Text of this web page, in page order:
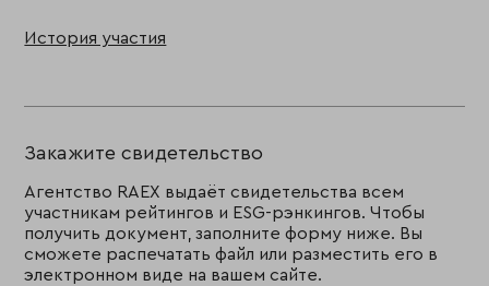
История участия
Закажите свидетельство
Агентство RAEX выдаёт свидетельства всем
участникам рейтингов и ESG-рэнкингов. Чтобы
получить документ, заполните форму ниже. Вы
сможете распечатать файл или разместить его в
электронном виде на вашем сайте.